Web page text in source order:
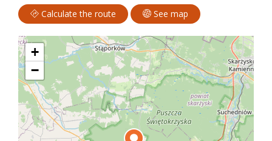
Calculate the route See map
+
−